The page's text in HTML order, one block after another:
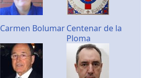
Carmen BolumarCentenar de la
Ploma